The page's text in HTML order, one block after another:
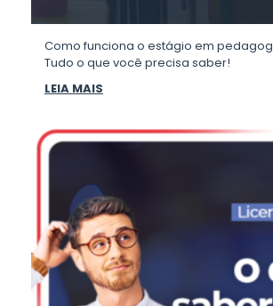
Como funciona o estágio em
Tudo o que você precisa saber!
LEIA MAIS